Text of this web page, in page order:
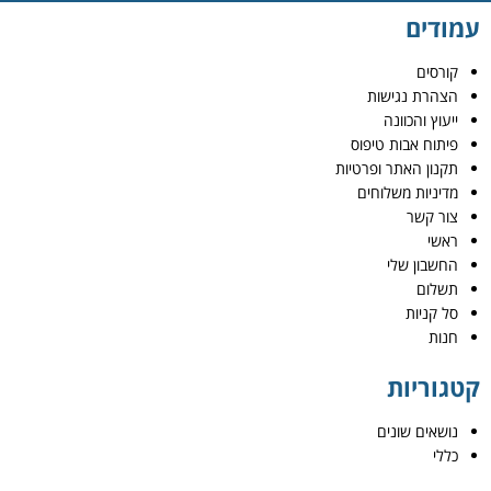
עמודים
קורסים
הצהרת נגישות
ייעוץ והכוונה
פיתוח אבות טיפוס
תקנון האתר ופרטיות
מדיניות משלוחים
צור קשר
ראשי
החשבון שלי
תשלום
סל קניות
חנות
קטגוריות
נושאים שונים
כללי